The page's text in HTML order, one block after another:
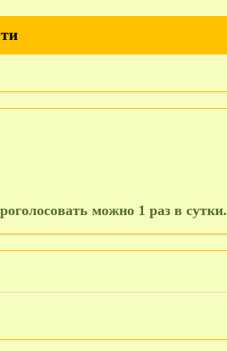
можно 1 раз в сутки.